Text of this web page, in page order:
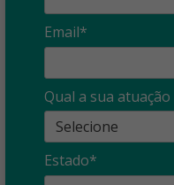
O que é?
Email*
Qual a sua
Estado*